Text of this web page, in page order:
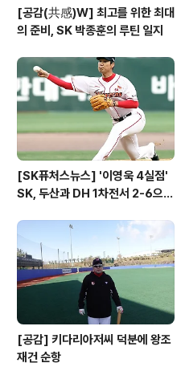
[공감(共感)W] 최고를 위한 최대
의 준비, SK 박종훈의 루틴 일지
[SK퓨처스뉴스] '이영욱 4실점'
SK, 두산과 DH 1차전서 2-6으로
[공감] 키다리아저씨 덕분에 왕조
재건 순항